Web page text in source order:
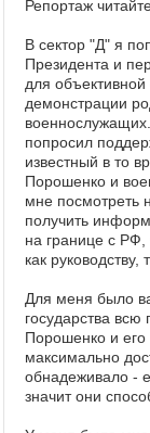
Репортаж
В сектор "Д" я
Президента и
для
демонстрации
попросил
известный в то
Порошенко и
мне посмотреть
получить
на границе с РФ,
как руководству,
Для меня было
государства
Порошенко и его
максимально
обнадеживало -
значит они